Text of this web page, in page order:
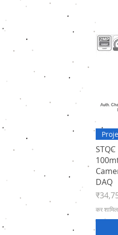
DAQ
मूल्य
कर शामिल